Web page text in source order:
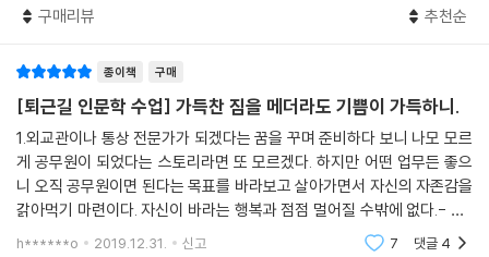
하는 퇴사의 순간을 맞이할 수도 있고, 일을 하다가 심각한 부상이나 질병
있다. 억울해서 잠을 이루지 못하는 날이 오기도 한다. 이때 혼자 힘으로 이
에 맞서는 게 얼마나 힘든지 많은 사람이 증언한다. 드라마 〈송곳〉의 주인
공은 이런 대사를 남긴다. “사람마다 절대 넘을 수 없는 선이 있잖아요. 각
자가 넘을 수 없는 선 앞에서 찾은 돌파구가 노동조합이었던 거겠죠.” ---
p. 301
진정한 자유는 자신의 ‘취향’이 어떤 모습인지를 보면 쉽게 드러난다. 취향
의 모습은 우리가 이런저런 상품을 구입하는 과정에서 목격된다. 어느 날
됐다. ‘나’를 되돌아보는 사람에게만 ‘너’가 보이는 법. 그래서 ‘나를 바라보
삶과 무슨 관계가 있을까’를 묻는 독자들에게 건네는 ‘나를 중심으로 한 교
양’이다. 시즌2의 차별점도 여기에 있다.
첫 번째 파트 ‘1인 생활자’는 ‘자존감’과 ‘다름’에 주목한다. 정신과전문의와
임상심리전문가가 전면에 나서 무엇이 우리를 우리답게 만드는지 이야기
한다. 두 번째 파트 ‘개인과 사회’는 과식과 콤플렉스, 가족 갈등처럼 구체
적으로 삶에서 맞닥뜨리는 현상들을 다룬다. 마지막 파트 ‘소확행’은 취향
구매리뷰 추천순
종이책 구매
[퇴근길 인문학 수업] 가득찬 짐을 메더라도 기쁨이 가득하니.
1.외교관이나 통상 전문가가 되겠다는 꿈을 꾸며 준비하다 보니 나모 모르
게 공무원이 되었다는 스토리라면 또 모르겠다. 하지만 어떤 업무든 좋으
니 오직 공무원이면 된다는 목표를 바라보고 살아가면서 자신의 자존감을
갉아먹기 마련이다. 자신이 바라는 행복과 점점 멀어질 수밖에 없다.- p.2
6 그러니까, 나의 목표도 분명히 정해져 있다. 그렇게 꿈을 향해 나아가
h******o 2019.12.31. 신고 7 댓글 4